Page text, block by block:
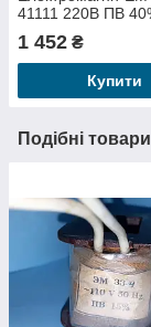
41111 220В ПВ
1 452 ₴
Купити
Подібні